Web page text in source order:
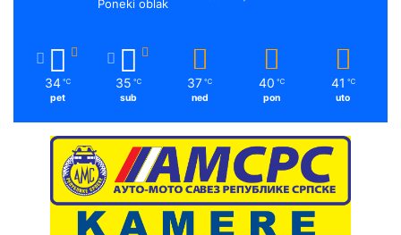
Poneki oblak
34 ℃
pet
35 ℃
sub
37 ℃
ned
40 ℃
pon
41 ℃
uto